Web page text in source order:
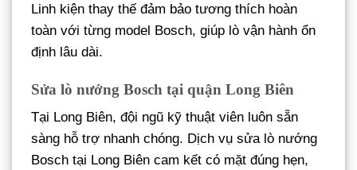
Linh kiện thay thế đảm bảo tương thích hoàn
toàn với từng model Bosch, giúp lò vận hành ổn
định lâu dài.
Sửa lò nướng Bosch tại quận Long Biên
Tại Long Biên, đội ngũ kỹ thuật viên luôn sẵn
sàng hỗ trợ nhanh chóng. Dịch vụ sửa lò nướng
Bosch tại Long Biên cam kết có mặt đúng hẹn,